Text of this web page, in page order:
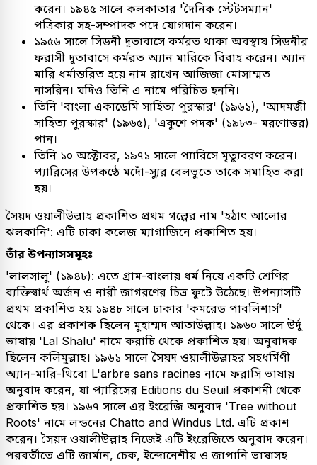
করেন। ১৯৪৫ সালে কলকাতার 'দৈনিক স্টেটসম্যান'
পত্রিকার সহ-সম্পাদক পদে যোগদান করেন।
১৯৫৬ সালে সিডনী দূতাবাসে কর্মরত থাকা অবস্থায় সিডনীর
ফরাসী দূতাবাসে কর্মরত অ্যান মারিকে বিবাহ করেন। অ্যান
মারি ধর্মান্তরিত হয়ে নাম রাখেন আজিজা মোসাম্মত
নাসরিন। যদিও তিনি এ নামে পরিচিত হননি।
তিনি 'বাংলা একাডেমি সাহিত্য পুরস্কার' (১৯৬১), 'আদমজী
সাহিত্য পুরস্কার' (১৯৬৫), 'একুশে পদক' (১৯৮৩- মরণোত্তর)
পান।
তিনি ১০ অক্টোবর, ১৯৭১ সালে প্যারিসে মৃত্যুবরণ করেন।
প্যারিসের উপকণ্ঠে মদোঁ-স্যুর বেলভুতে তাকে সমাহিত করা
হয়।
সৈয়দ ওয়ালীউল্লাহ প্রকাশিত প্রথম গল্পের নাম 'হঠাৎ আলোর
ঝলকানি': এটি ঢাকা কলেজ ম্যাগাজিনে প্রকাশিত হয়।
তাঁর উপন্যাসসমূহঃ
'লালসালু' (১৯৪৮): এতে গ্রাম-বাংলায় ধর্ম নিয়ে একটি শ্রেণির
ব্যক্তিস্বার্থ অর্জন ও নারী জাগরণের চিত্র ফুটে উঠেছে। উপন্যাসটি
প্রথম প্রকাশিত হয় ১৯৪৮ সালে ঢাকার 'কমরেড পাবলিশার্স'
থেকে। এর প্রকাশক ছিলেন মুহাম্মদ আতাউল্লাহ। ১৯৬০ সালে উর্দু
ভাষায় 'Lal Shalu' নামে করাচি থেকে প্রকাশিত হয়। অনুবাদক
ছিলেন কলিমুল্লাহ। ১৯৬১ সালে সৈয়দ ওয়ালীউল্লাহর সহধর্মিণী
অ্যান-মারি-থিবো L'arbre sans racines নামে ফরাসি ভাষায়
অনুবাদ করেন, যা প্যারিসের Editions du Seuil প্রকাশনী থেকে
প্রকাশিত হয়। ১৯৬৭ সালে এর ইংরেজি অনুবাদ 'Tree without
Roots' নামে লন্ডনের Chatto and Windus Ltd. এটি প্রকাশ
করেন। সৈয়দ ওয়ালীউল্লাহ নিজেই এটি ইংরেজিতে অনুবাদ করেন।
পরবর্তীতে এটি জার্মান, চেক, ইন্দোনেশীয় ও জাপানি ভাষাসহ